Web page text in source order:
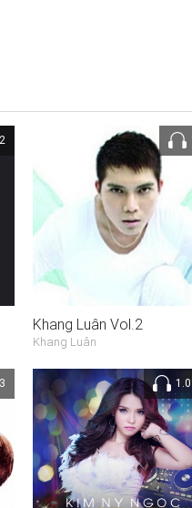
Khang Luân Vol.2
Khang Luân